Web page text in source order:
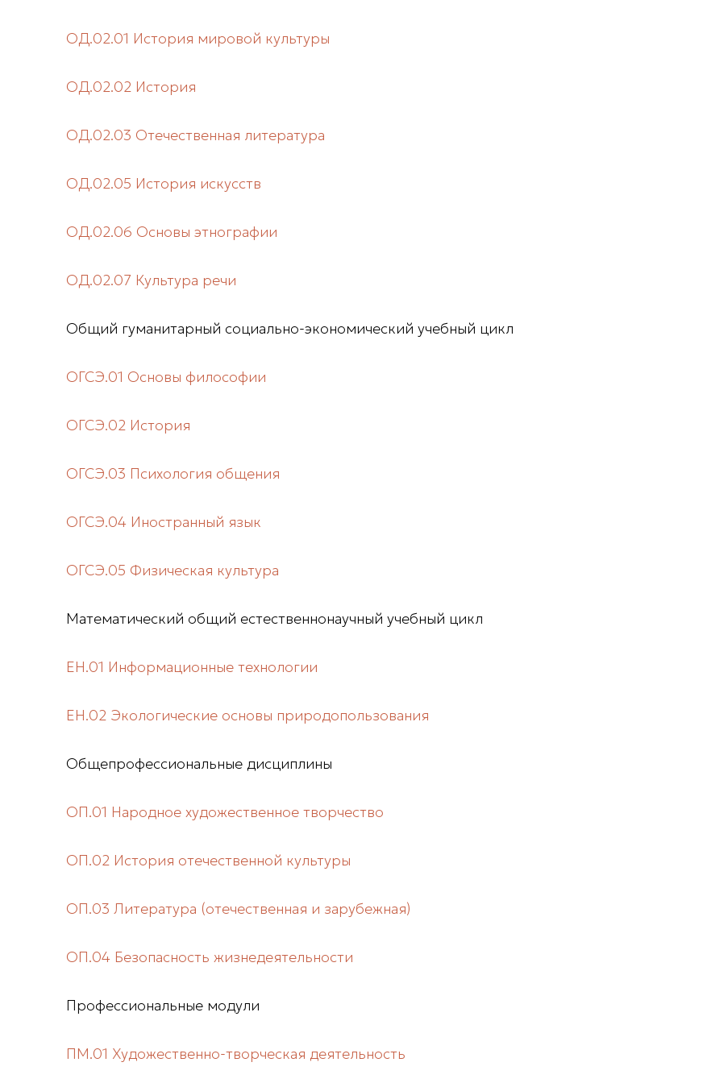
ОД.02.01 История мировой культуры
ОД.02.02 История
ОД.02.03 Отечественная литература
ОД.02.05 История искусств
ОД.02.06 Основы этнографии
ОД.02.07 Культура речи
Общий гуманитарный социально-экономический учебный цикл
ОГСЭ.01 Основы философии
ОГСЭ.02 История
ОГСЭ.03 Психология общения
ОГСЭ.04 Иностранный язык
ОГСЭ.05 Физическая культура
Математический общий естественнонаучный учебный цикл
ЕН.01 Информационные технологии
ЕН.02 Экологические основы природопользования
Общепрофессиональные дисциплины
ОП.01 Народное художественное творчество
ОП.02 История отечественной культуры
ОП.03 Литература (отечественная и зарубежная)
ОП.04 Безопасность жизнедеятельности
Профессиональные модули
ПМ.01 Художественно-творческая деятельность